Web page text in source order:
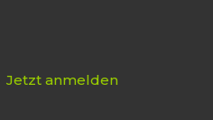
Jetzt anmelden